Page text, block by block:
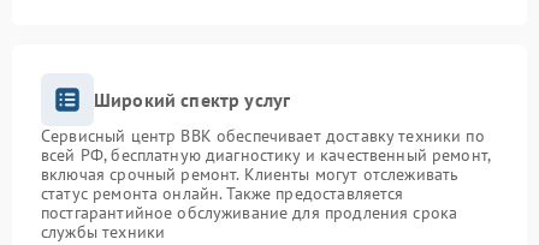
Широкий спектр услуг
Сервисный центр BBK обеспечивает доставку техники по
всей РФ, бесплатную диагностику и качественный ремонт,
включая срочный ремонт. Клиенты могут отслеживать
статус ремонта онлайн. Также предоставляется
постгарантийное обслуживание для продления срока
службы техники